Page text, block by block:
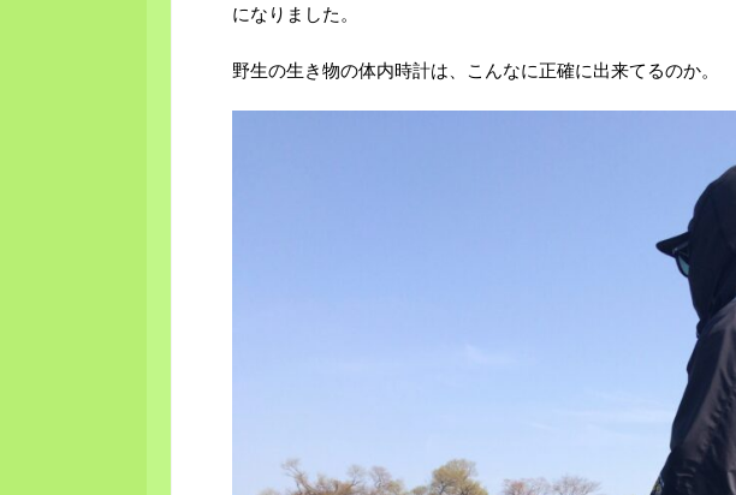
になりました。
野生の生き物の体内時計は、こんなに正確に出来てるのか。